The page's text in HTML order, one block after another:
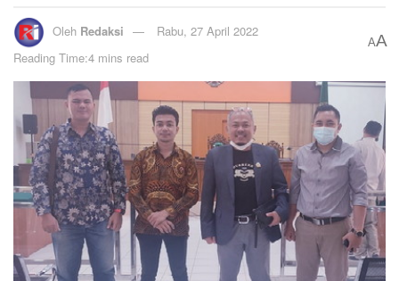
Oleh Redaksi
Rabu, 27 April 2022
Reading Time:4 mins read
AA